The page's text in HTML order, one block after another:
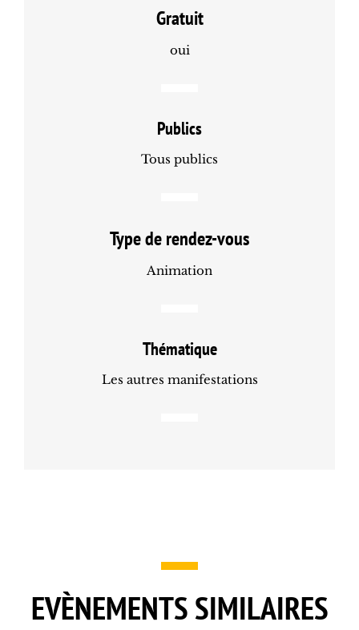
Gratuit
oui
Publics
Tous publics
Type de rendez-vous
Animation
Thématique
Les autres manifestations
EVÈNEMENTS SIMILAIRES